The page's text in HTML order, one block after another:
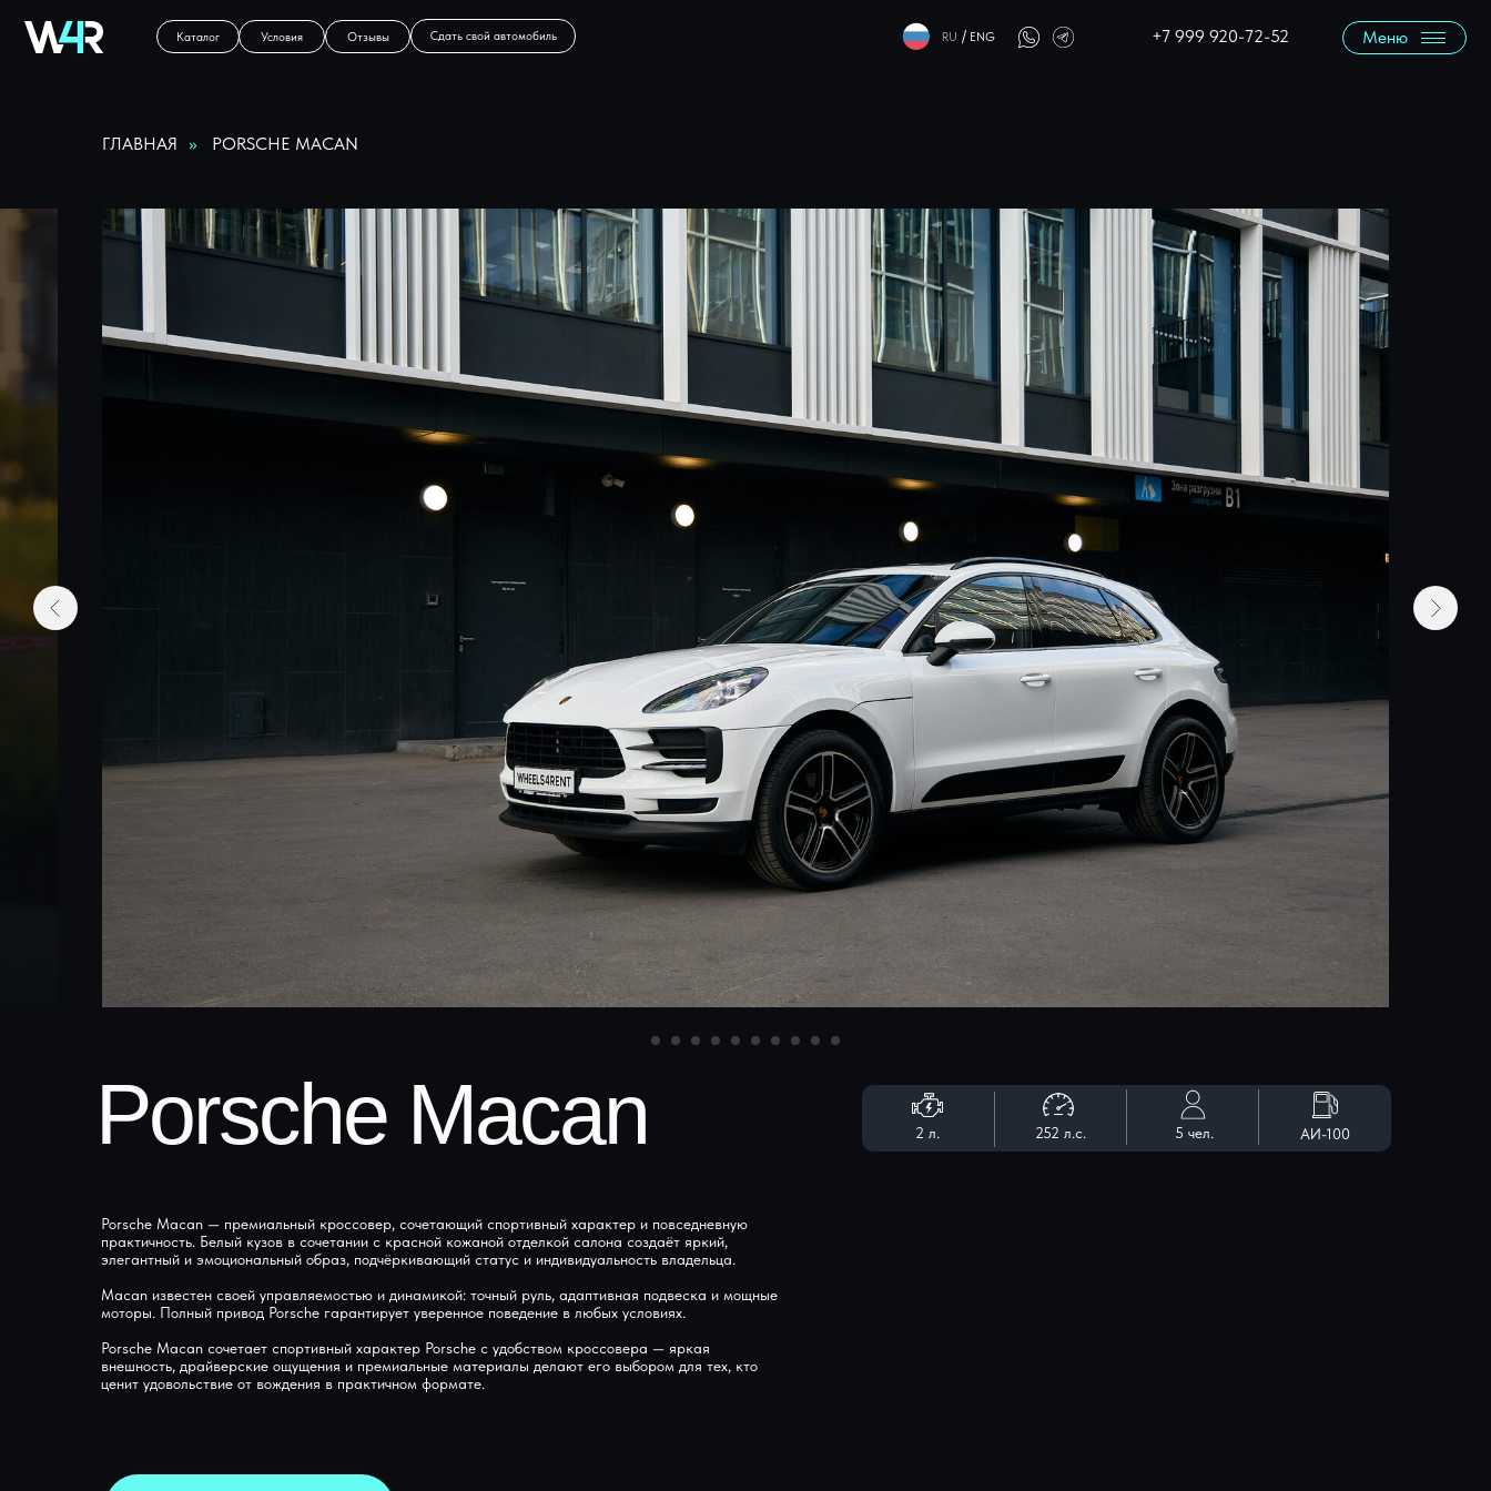
Каталог Условия Отзывы +7 999 920-72-52 Меню
Cдать свой автомобиль
ГЛАВНАЯ » PORSCHE MACAN
Porsche Macan 252 л.c. 5 чел.
2 л. АИ-100
Porsche Macan — премиальный кроссовер, сочетающий спортивный характер и повседневную
практичность. Белый кузов в сочетании с красной кожаной отделкой салона создаёт яркий,
элегантный и эмоциональный образ, подчёркивающий статус и индивидуальность владельца.
Macan известен своей управляемостью и динамикой: точный руль, адаптивная подвеска и мощные
моторы. Полный привод Porsche гарантирует уверенное поведение в любых условиях.
Porsche Macan сочетает спортивный характер Porsche с удобством кроссовера — яркая
внешность, драйверские ощущения и премиальные материалы делают его выбором для тех, кто
ценит удовольствие от вождения в практичном формате.